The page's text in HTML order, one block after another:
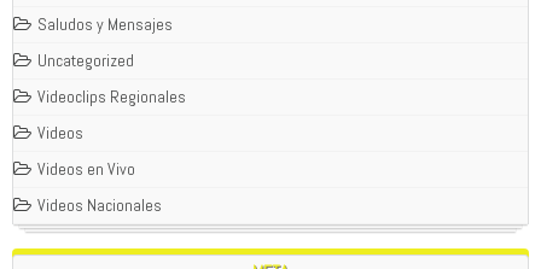
Saludos y Mensajes
Uncategorized
Videoclips Regionales
Videos
Videos en Vivo
Videos Nacionales